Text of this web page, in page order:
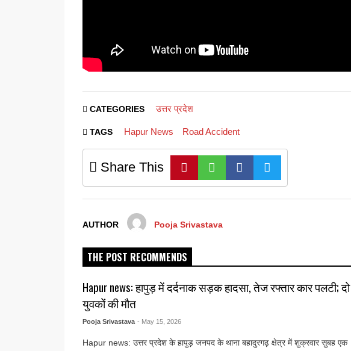
CATEGORIES उत्तर प्रदेश
TAGS Hapur News Road Accident
Share This
AUTHOR Pooja Srivastava
THE POST RECOMMENDS
Hapur news: हापुड़ में दर्दनाक सड़क हादसा, तेज रफ्तार कार पलटी; दो
युवकों की मौत
Pooja Srivastava - May 15, 2026
Hapur news: उत्तर प्रदेश के हापुड़ जनपद के थाना बहादुरगढ़ क्षेत्र में शुक्रवार सुबह एक